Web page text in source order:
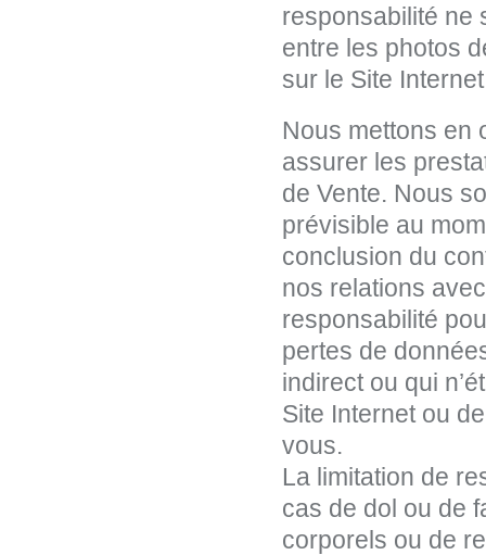
responsabilité ne
entre les photos
sur le Site
Nous mettons
assurer les
de Vente. Nous
prévisible au
conclusion du
nos relations
responsabilité
pertes de
indirect ou qui
Site Internet ou
vous.
La limitation de
cas de dol ou de
corporels ou de